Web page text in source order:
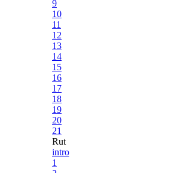
9
10
11
12
13
14
15
16
17
18
19
20
21
Rut
intro
1